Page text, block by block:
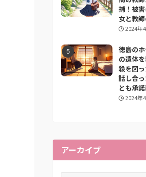
捕！被
女と教
2024年
徳島の
の遺体
殺を図
話し合
とも承
2024年
アーカイブ